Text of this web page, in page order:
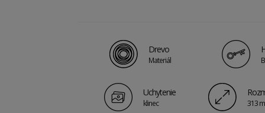
Drevo
Materiál
Uchytenie
klinec 313